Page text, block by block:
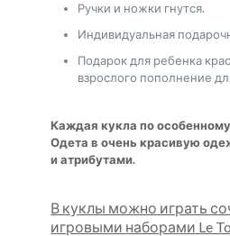
Ручки и ножки гнутся.
Индивидуальная
Подарок для ребенка
взрослого пополнение
Каждая кукла по
Одета в очень красивую
и атрибутами.
В куклы можно играть
игровыми наборами Le